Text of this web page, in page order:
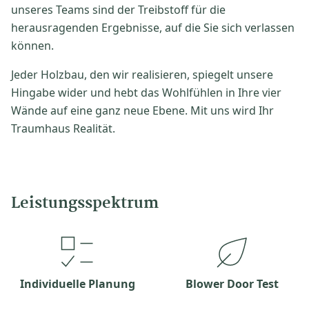
unseres Teams sind der Treibstoff für die
herausragenden Ergebnisse, auf die Sie sich verlassen
können.
Jeder Holzbau, den wir realisieren, spiegelt unsere
Hingabe wider und hebt das Wohlfühlen in Ihre vier
Wände auf eine ganz neue Ebene. Mit uns wird Ihr
Traumhaus Realität.
Leistungsspektrum
Individuelle Planung Blower Door Test